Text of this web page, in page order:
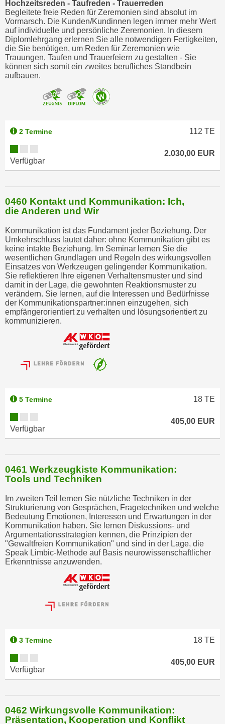
Hochzeitsreden - Taufreden - Trauerreden
Begleitete freie Reden für Zeremonien sind absolut im
Vormarsch. Die Kunden/Kundinnen legen immer mehr Wert
auf individuelle und persönliche Zeremonien. In diesem
Diplomlehrgang erlernen Sie alle notwendigen Fertigkeiten,
die Sie benötigen, um Reden für Zeremonien wie
Trauungen, Taufen und Trauerfeiern zu gestalten - Sie
können sich somit ein zweites berufliches Standbein
aufbauen.
2 Termine 112 TE
Verfügbar
2.030,00 EUR
0460 Kontakt und Kommunikation: Ich,
die Anderen und Wir
Kommunikation ist das Fundament jeder Beziehung. Der
Umkehrschluss lautet daher: ohne Kommunikation gibt es
keine intakte Beziehung. Im Seminar lernen Sie die
wesentlichen Grundlagen und Regeln des wirkungsvollen
Einsatzes von Werkzeugen gelingender Kommunikation.
Sie reflektieren Ihre eigenen Verhaltensmuster und sind
damit in der Lage, die gewohnten Reaktionsmuster zu
verändern. Sie lernen, auf die Interessen und Bedürfnisse
der Kommunikationspartner:innen einzugehen, sich
empfängerorientiert zu verhalten und lösungsorientiert zu
kommunizieren.
5 Termine 18 TE
Verfügbar
405,00 EUR
0461 Werkzeugkiste Kommunikation:
Tools und Techniken
Im zweiten Teil lernen Sie nützliche Techniken in der
Strukturierung von Gesprächen, Fragetechniken und welche
Bedeutung Emotionen, Interessen und Erwartungen in der
Kommunikation haben. Sie lernen Diskussions- und
Argumentationsstrategien kennen, die Prinzipien der
"Gewaltfreien Kommunikation" und sind in der Lage, die
Speak Limbic-Methode auf Basis neurowissenschaftlicher
Erkenntnisse anzuwenden.
3 Termine 18 TE
Verfügbar
405,00 EUR
0462 Wirkungsvolle Kommunikation:
Präsentation, Kooperation und Konflikt